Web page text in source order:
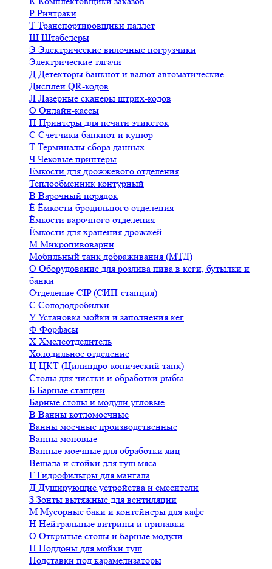
Р Ричтраки
Т Транспортировщики паллет
Ш Штабелеры
Э Электрические вилочные погрузчики
Электрические тягачи
Д Детекторы банкнот и валют автоматические
Дисплеи QR-кодов
Л Лазерные сканеры штрих-кодов
О Онлайн-кассы
П Принтеры для печати этикеток
С Счетчики банкнот и купюр
Т Терминалы сбора данных
ЧЧековые принтеры
Ёмкости для дрожжевого отделения
Теплообменник контурный
В Варочный порядок
Ё Ёмкости бродильного отделения
Ёмкости варочного отделения
Ёмкости для хранения дрожжей
М Микропивоварни
Мобильный танк дображивания (МТД)
О Оборудование для розлива пива в кеги, бутылки и
банки
Отделение CIP (СИП-станция)
С Солододробилки
У Установка мойки и заполнения кег
Ф Форфасы
Х Хмелеотделитель
Холодильное отделение
Ц ЦКТ (Цилиндро-конический танк)
Столы для чистки и обработки рыбы
Б Барные станции
Барные столы и модули угловые
В Ванны котломоечные
Ванны моечные производственные
Ванны моповые
Ванные моечные для обработки яиц
Вешала и стойки для туш мяса
Г Гидрофильтры для мангала
Д Душирующие устройства и смесители
З Зонты вытяжные для вентиляции
М Мусорные баки и контейнеры для кафе
Н Нейтральные витрины и прилавки
О Открытые столы и барные модули
П Поддоны для мойки туш
Подставки под карамелизаторы